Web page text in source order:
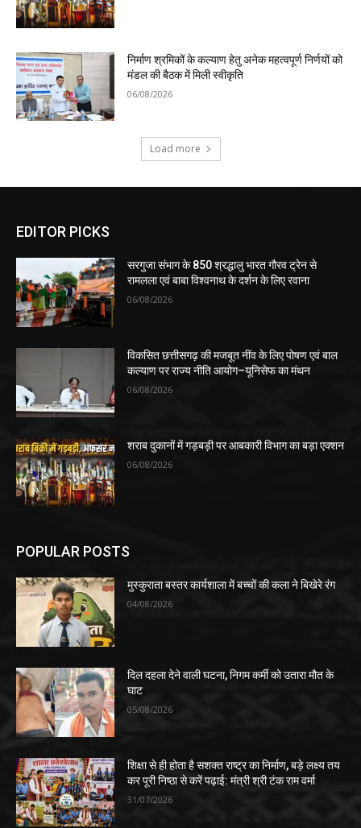
निर्माण श्रमिकों के कल्याण हेतु अनेक महत्वपूर्ण निर्णयों को
मंडल की बैठक में मिली स्वीकृति
06/08/2026
Load more
EDITOR PICKS
सरगुजा संभाग के 850 श्रद्धालु भारत गौरव ट्रेन से
रामलला एवं बाबा विश्वनाथ के दर्शन के लिए रवाना
06/08/2026
विकसित छत्तीसगढ़ की मजबूत नींव के लिए पोषण एवं बाल
कल्याण पर राज्य नीति आयोग–यूनिसेफ का मंथन
06/08/2026
शराब दुकानों में गड़बड़ी पर आबकारी विभाग का बड़ा एक्शन
06/08/2026
POPULAR POSTS
मुस्कुराता बस्तर कार्यशाला में बच्चों की कला ने बिखेरे रंग
04/08/2026
दिल दहला देने वाली घटना, निगम कर्मी को उतारा मौत के
घाट
05/08/2026
शिक्षा से ही होता है सशक्त राष्ट्र का निर्माण, बड़े लक्ष्य तय
कर पूरी निष्ठा से करें पढ़ाई: मंत्री श्री टंक राम वर्मा
31/07/2026